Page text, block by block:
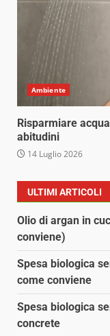
Ambiente
Risparmiare
abitudini
14 Luglio 2026
ULTIMI ARTICOLI
Olio di argan in
conviene)
Spesa biologica
come conviene
Spesa biologica
concrete